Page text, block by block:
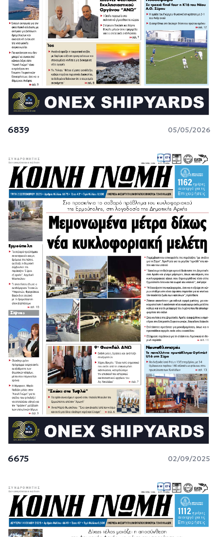
6839 05/05/2026
6675 02/09/2025